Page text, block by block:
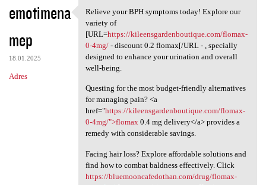
emotimena
mep
18.01.2025
Adres
Relieve your BPH symptoms
Relieve your BPH symptoms today! Explore our
variety of
[URL=https://kileensgardenboutique.com/flomax-
0-4mg/- discount 0.2 flomax[/URL - , specially
designed to enhance your urination and overall
well-being.
Questing for the most budget-friendly alternatives
for managing pain? <a
href="https://kileensgardenboutique.com/flomax-
0-4mg/">flomax0.4 mg delivery</a> provides a
remedy with considerable savings.
Facing hair loss? Explore affordable solutions and
find how to combat baldness effectively. Click
https://bluemooncafedothan.com/drug/flomax-